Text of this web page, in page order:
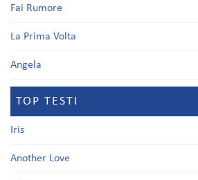
Fai Rumore
La Prima Volta
Angela
TOP TESTI
Iris
Another Love